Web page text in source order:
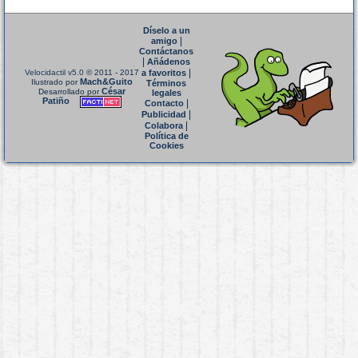
Velocidactil v5.0 © 2011 - 2017
Ilustrado porMach&Guito
Desarrollado porCésar
Patiño
Díselo a un
amigo|
Contáctanos
Añádenos
a favoritos
Términos
legales
Contacto|
Publicidad
Colabora|
Política de
Cookies